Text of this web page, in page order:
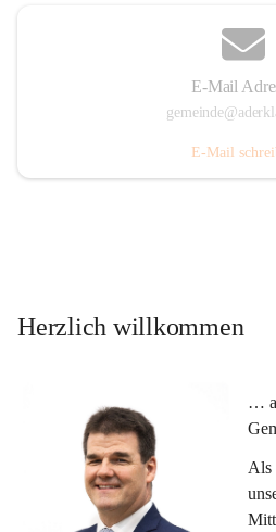
E-Mail
E-Mail
Herzlich willkommen
…
Als